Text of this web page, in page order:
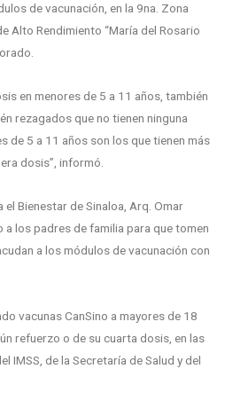
de vacunación, en la 9na. Zona
Alto Rendimiento “María del Rosario
en menores de 5 a 11 años, también
rezagados que no tienen ninguna
de 5 a 11 años son los que tienen más
dosis”, informó.
Bienestar de Sinaloa, Arq. Omar
a los padres de familia para que tomen
a los módulos de vacunación con
vacunas CanSino a mayores de 18
refuerzo o de su cuarta dosis, en las
IMSS, de la Secretaría de Salud y del